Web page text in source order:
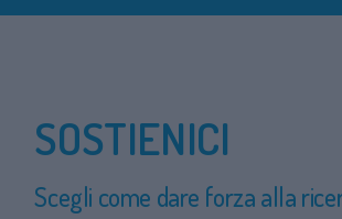
SOSTIENICI
Scegli come dare forza alla